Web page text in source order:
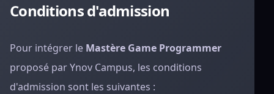
Conditions d'admission
Pour intégrer le Mastère Game Programmer
proposé par Ynov Campus, les conditions
d'admission sont les suivantes :